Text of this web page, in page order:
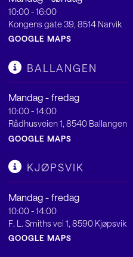
10:00 - 16:00
Kongens gate 39, 8514 Narvik
GOOGLE MAPS
BALLANGEN
Mandag - fredag
10:00 - 14:00
Rådhusveien 1, 8540 Ballangen
GOOGLE MAPS
KJØPSVIK
Mandag - fredag
10:00 - 14:00
F. L. Smiths vei 1, 8590 Kjøpsvik
GOOGLE MAPS